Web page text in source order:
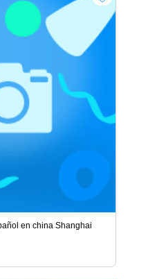
en china Shanghai